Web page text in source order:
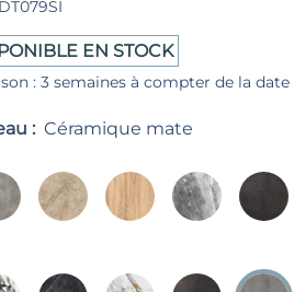
EN STOCK
: 3 semaines à compter de la date
: Céramique mate